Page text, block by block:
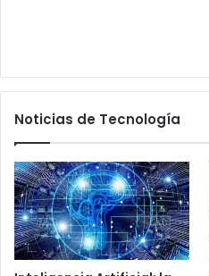
Noticias de Tecnología